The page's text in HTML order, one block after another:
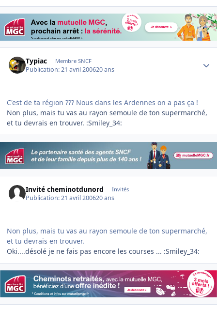
Typiac Membre SNCF
Publication:21 avril 200620 ans
C'est de ta région ??? Nous dans les Ardennes on a pas ça !
Non plus, mais tu vas au rayon semoule de ton supermarché,
et tu devrais en trouver. :Smiley_34:
Invité cheminotdunord Invités
Publication:21 avril 200620 ans
Non plus, mais tu vas au rayon semoule de ton supermarché,
et tu devrais en trouver.
Oki....désolé je ne fais pas encore les courses ... :Smiley_34: